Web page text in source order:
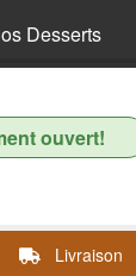
Desserts
ouvert!
Livraison